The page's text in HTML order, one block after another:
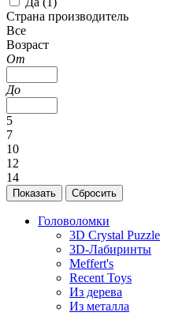
Страна производитель
Все
Возраст
От
До
5
7
10
12
14
Головоломки
3D Crystal Puzzle
3D-Лабиринты
Meffert's
Recent Toys
Из дерева
Из металла